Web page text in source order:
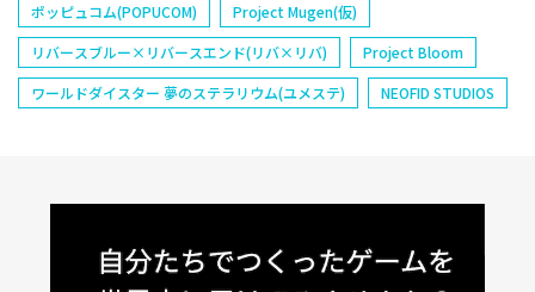
ポッピュコム(POPUCOM)
Project Mugen(仮)
リバースブルー×リバースエンド(リバ×リバ)
Project Bloom
ワールドダイスター 夢のステラリウム(ユメステ)
NEOFID STUDIOS